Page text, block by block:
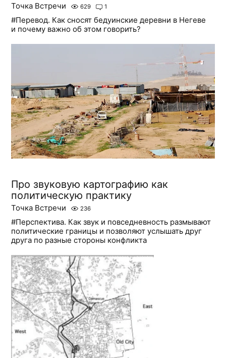
Точка Встречи 629 1
#Перевод. Как сносят бедуинские деревни в Негеве
и почему важно об этом говорить?
Про звуковую картографию как
политическую практику
Точка Встречи 236
#Перспектива. Как звук и повседневность размывают
политические границы и позволяют услышать друг
друга по разные стороны конфликта